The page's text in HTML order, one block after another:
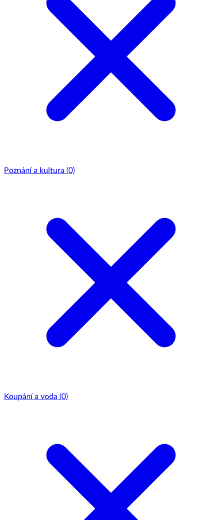
Poznání a kultura (0)
Koupání a voda (0)